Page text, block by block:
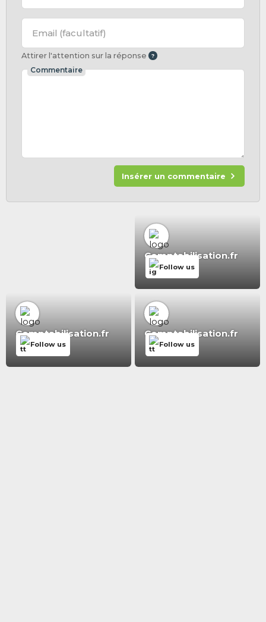
Email (facultatif)
Attirer l'attention sur la réponse
Commentaire
Insérer un commentaire
Comptabilisation.fr
Follow us
Comptabilisation.fr
Follow us
Comptabilisation.fr
Follow us